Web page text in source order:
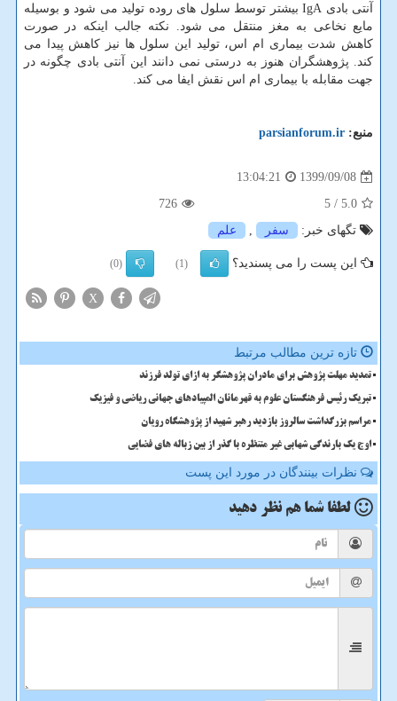
آنتی بادی IgA بیشتر توسط سلول های روده تولید می شود و بوسیله
مایع نخاعی به مغز منتقل می شود. نکته جالب اینکه در صورت
کاهش شدت بیماری ام اس، تولید این سلول ها نیز کاهش پیدا می
کند. پژوهشگران هنوز به درستی نمی دانند این آنتی بادی چگونه در
جهت مقابله با بیماری ام اس نقش ایفا می کند.
منبع: parsianforum.ir
1399/09/08
13:04:21
5.0
/ 5
726
تگهای خبر:
سفر , علم
این پست را می پسندید؟ (1)
(0)
X
تازه ترین مطالب مرتبط
تمدید مهلت پژوهش برای مادران پژوهشگر به ازای تولد فرزند
تبریک رئیس فرهنگستان علوم به قهرمانان المپیادهای جهانی ریاضی و فیزیک
مراسم بزرگداشت سالروز بازدید رهبر شهید از پژوهشگاه رویان
اوج یک بارندگی شهابی غیر منتظره با گذر از بین زباله های فضایی
نظرات بینندگان در مورد این پست
لطفا شما هم نظر دهید